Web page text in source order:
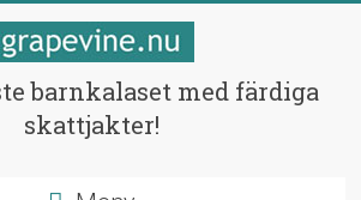
barnkalaset med färdiga
skattjakter!